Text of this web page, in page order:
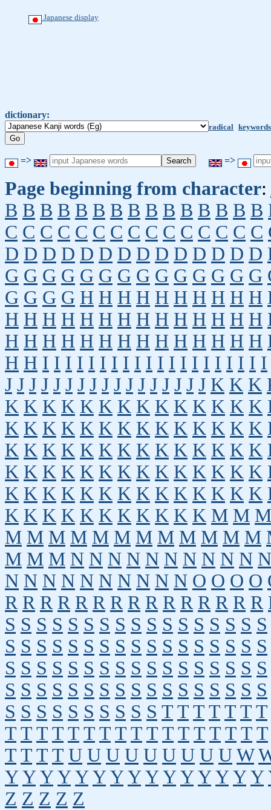
Japanese display
dictionary:
radical keywords
=> =>
Page beginning from character:
B B B B B B B B B B B B B B B
C C C C C C C C C C C C C C C
D D D D D D D D D D D D D D
G G G G G G G G G G G G G G
G G G G H H H H H H H H H H
H H H H H H H H H H H H H H
H H H H H H H H H H H H H H
H H I I I I I I I I I I I I I I I I I I I I
J J J J J J J J J J J J J J J J J K K K
K K K K K K K K K K K K K K
K K K K K K K K K K K K K K
K K K K K K K K K K K K K K
K K K K K K K K K K K K K K
K K K K K K K K K K K K K K
K K K K K K K K K K K M M M
M M M M M M M M M M M M
M M M N N N N N N N N N N N
N N N N N N N N N N O O O O
R R R R R R R R R R R R R R R
S S S S S S S S S S S S S S S S S
S S S S S S S S S S S S S S S S S
S S S S S S S S S S S S S S S S S
S S S S S S S S S S S S S S S S S
S S S S S S S S S S T T T T T T T
T T T T T T T T T T T T T T T T T
T T T T U U U U U U U U U W
Y Y Y Y Y Y Y Y Y Y Y Y Y Y Y
Z Z Z Z Z